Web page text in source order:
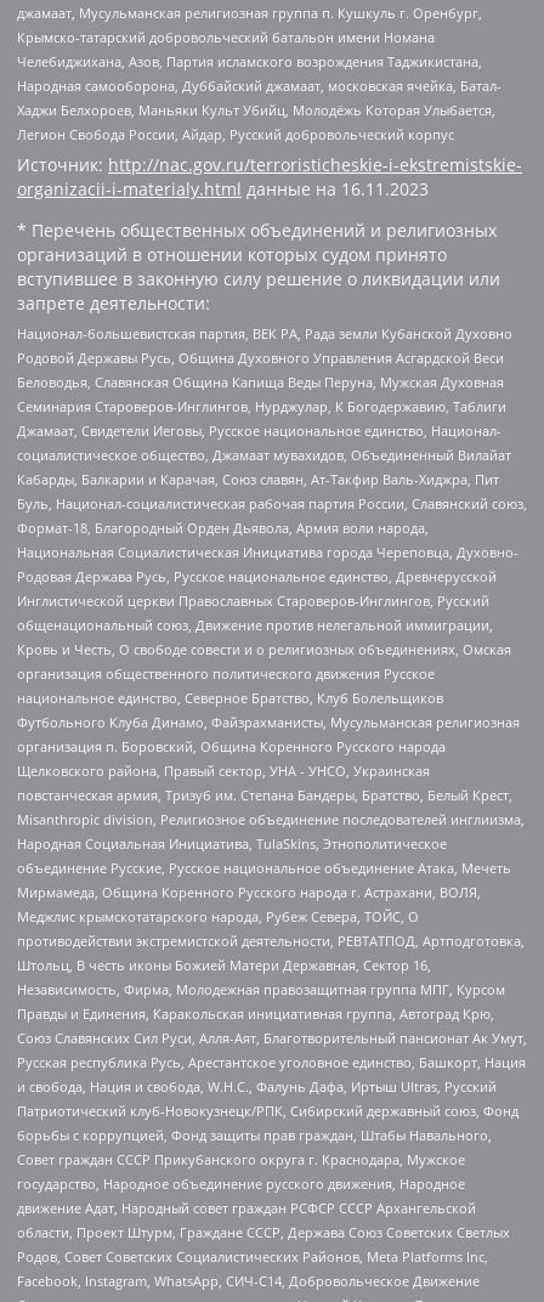
джамаат, Мусульманская религиозная группа п. Кушкуль г. Оренбург,
Крымско-татарский добровольческий батальон имени Номана
Челебиджихана, Азов, Партия исламского возрождения Таджикистана,
Народная самооборона, Дуббайский джамаат, московская ячейка, Батал-
Хаджи Белхороев, Маньяки Культ Убийц, Молодёжь Которая Улыбается,
Легион Свобода России, Айдар, Русский добровольческий корпус
Источник: http://nac.gov.ru/terroristicheskie-i-ekstremistskie-
organizacii-i-materialy.html данные на 16.11.2023
* Перечень общественных объединений и религиозных
организаций в отношении которых судом принято
вступившее в законную силу решение о ликвидации или
запрете деятельности:
Национал-большевистская партия, ВЕК РА, Рада земли Кубанской Духовно
Родовой Державы Русь, Община Духовного Управления Асгардской Веси
Беловодья, Славянская Община Капища Веды Перуна, Мужская Духовная
Семинария Староверов-Инглингов, Нурджулар, К Богодержавию, Таблиги
Джамаат, Свидетели Иеговы, Русское национальное единство, Национал-
социалистическое общество, Джамаат мувахидов, Объединенный Вилайат
Кабарды, Балкарии и Карачая, Союз славян, Ат-Такфир Валь-Хиджра, Пит
Буль, Национал-социалистическая рабочая партия России, Славянский союз,
Формат-18, Благородный Орден Дьявола, Армия воли народа,
Национальная Социалистическая Инициатива города Череповца, Духовно-
Родовая Держава Русь, Русское национальное единство, Древнерусской
Инглистической церкви Православных Староверов-Инглингов, Русский
общенациональный союз, Движение против нелегальной иммиграции,
Кровь и Честь, О свободе совести и о религиозных объединениях, Омская
организация общественного политического движения Русское
национальное единство, Северное Братство, Клуб Болельщиков
Футбольного Клуба Динамо, Файзрахманисты, Мусульманская религиозная
организация п. Боровский, Община Коренного Русского народа
Щелковского района, Правый сектор, УНА - УНСО, Украинская
повстанческая армия, Тризуб им. Степана Бандеры, Братство, Белый Крест,
Misanthropic division, Религиозное объединение последователей инглиизма,
Народная Социальная Инициатива, TulaSkins, Этнополитическое
объединение Русские, Русское национальное объединение Атака, Мечеть
Мирмамеда, Община Коренного Русского народа г. Астрахани, ВОЛЯ,
Меджлис крымскотатарского народа, Рубеж Севера, ТОЙС, О
противодействии экстремистской деятельности, РЕВТАТПОД, Артподготовка,
Штольц, В честь иконы Божией Матери Державная, Сектор 16,
Независимость, Фирма, Молодежная правозащитная группа МПГ, Курсом
Правды и Единения, Каракольская инициативная группа, Автоград Крю,
Союз Славянских Сил Руси, Алля-Аят, Благотворительный пансионат Ак Умут,
Русская республика Русь, Арестантское уголовное единство, Башкорт, Нация
и свобода, Нация и свобода, W.H.С., Фалунь Дафа, Иртыш Ultras, Русский
Патриотический клуб-Новокузнецк/РПК, Сибирский державный союз, Фонд
борьбы с коррупцией, Фонд защиты прав граждан, Штабы Навального,
Совет граждан СССР Прикубанского округа г. Краснодара, Мужское
государство, Народное объединение русского движения, Народное
движение Адат, Народный совет граждан РСФСР СССР Архангельской
области, Проект Штурм, Граждане СССР, Держава Союз Советских Светлых
Родов, Совет Советских Социалистических Районов, Meta Platforms Inc,
Facebook, Instagram, WhatsApp, СИЧ-С14, Добровольческое Движение